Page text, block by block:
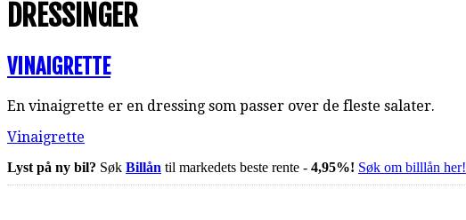
DRESSINGER
VINAIGRETTE
En vinaigrette er en dressing som passer over de fleste salater.
Vinaigrette
Lyst på ny bil? Søk Billån til markedets beste rente - 4,95%! Søk om billlån her!